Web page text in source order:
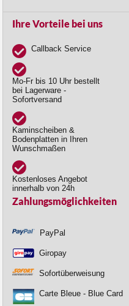
Ihre Vorteile bei uns
Callback Service
Mo-Fr bis 10 Uhr bestellt
bei Lagerware -
Sofortversand
Kaminscheiben &
Bodenplatten in Ihren
Wunschmaßen
Kostenloses Angebot
innerhalb von 24h
Zahlungsmöglichkeiten
PayPal
Giropay
Sofortüberweisung
Carte Bleue - Blue Card